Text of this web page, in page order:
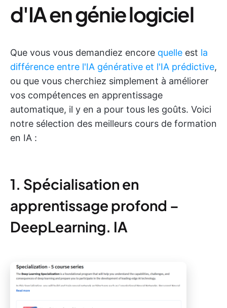
d'IA en génie logiciel
Que vous vous demandiez encore quelle est la
différence entre l'IA générative et l'IA prédictive,
ou que vous cherchiez simplement à améliorer
vos compétences en apprentissage
automatique, il y en a pour tous les goûts. Voici
notre sélection des meilleurs cours de formation
en IA :
1. Spécialisation en
apprentissage profond –
DeepLearning. IA